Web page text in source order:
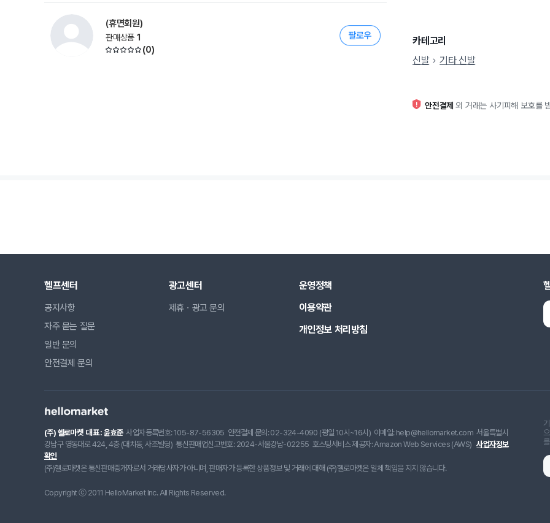
(휴면회원)
판매상품 1
(0)
카테고리
신발
기타 신발
안전결제 외 거래는 사기피해 보호를
헬프센터
공지사항
자주 묻는 질문
일반 문의
안전결제 문의
광고센터
제휴ㆍ광고 문의
운영정책
이용약관
개인정보 처리방침
(주) 헬로마켓 대표 : 윤효준 사업자등록번호: 105-87-56305 안전결제 문의: 02-324-4090 (평일 10시~16시) 이메일: help@hellomarket.com 서울특별시
강남구 영동대로 424, 4층 (대치동, 사조빌딩) 통신판매업신고번호: 2024-서울강남-02255 호스팅서비스 제공자: Amazon Web Services (AWS) 사업자정보
확인
(주)헬로마켓은 통신판매중개자로서 거래당사자가 아니며, 판매자가 등록한 상품정보 및 거래에 대해 (주)헬로마켓은 일체 책임을 지지 않습니다.
Copyright ⓒ 2011 HelloMarket Inc. All Rights Reserved.